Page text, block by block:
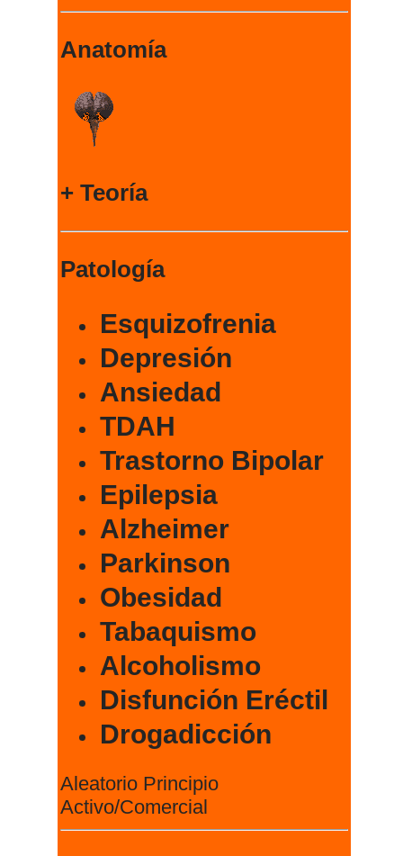
Anatomía
+ Teoría
Patología
Esquizofrenia
Depresión
Ansiedad
TDAH
Trastorno Bipolar
Epilepsia
Alzheimer
Parkinson
Obesidad
Tabaquismo
Alcoholismo
Disfunción Eréctil
Drogadicción
Aleatorio Principio
Activo/Comercial